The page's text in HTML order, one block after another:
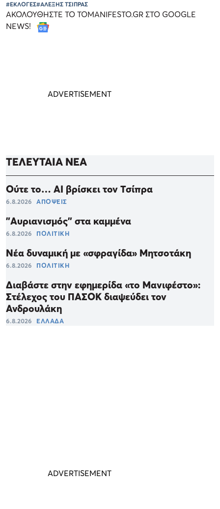
#ΕΚΛΟΓΕΣ#ΑΛΕΞΗΣ ΤΣΙΠΡΑΣ
ΑΚΟΛΟΥΘΗΣΤΕ ΤΟ TOMANIFESTO.GR ΣΤΟ GOOGLE
NEWS!
ΤΕΛΕΥΤΑΙΑ ΝΕΑ
Ούτε το… ΑΙ βρίσκει τον Τσίπρα
6.8.2026 ΑΠΟΨΕΙΣ
"Αυριανισμός" στα καμμένα
6.8.2026 ΠΟΛΙΤΙΚΗ
Νέα δυναμική με «σφραγίδα» Μητσοτάκη
6.8.2026 ΠΟΛΙΤΙΚΗ
Διαβάστε στην εφημερίδα «το Μανιφέστο»:
Στέλεχος του ΠΑΣΟΚ διαψεύδει τον
Ανδρουλάκη
6.8.2026 ΕΛΛΑΔΑ